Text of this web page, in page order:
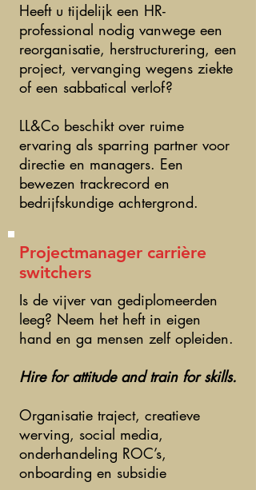
Heeft u tijdelijk een HR-
professional nodig vanwege een
reorganisatie, herstructurering, een
project, vervanging wegens ziekte
of een sabbatical verlof?
LL&Co beschikt over ruime
ervaring als sparring partner voor
directie en managers. Een
bewezen trackrecord en
bedrijfskundige achtergrond.
Projectmanager carrière
switchers
Is de vijver van gediplomeerden
leeg? Neem het heft in eigen
hand en ga mensen zelf opleiden.
Hire for attitude and train for skills.
Organisatie traject, creatieve
werving, social media,
onderhandeling ROC’s,
onboarding en subsidie